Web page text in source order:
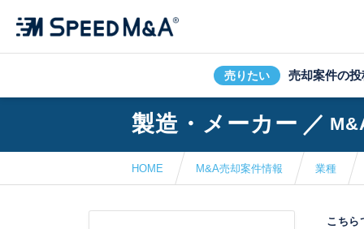
売りたい 売却案件の投
製造・メーカー ／
HOME M&A売却案件情報 業種
こちら